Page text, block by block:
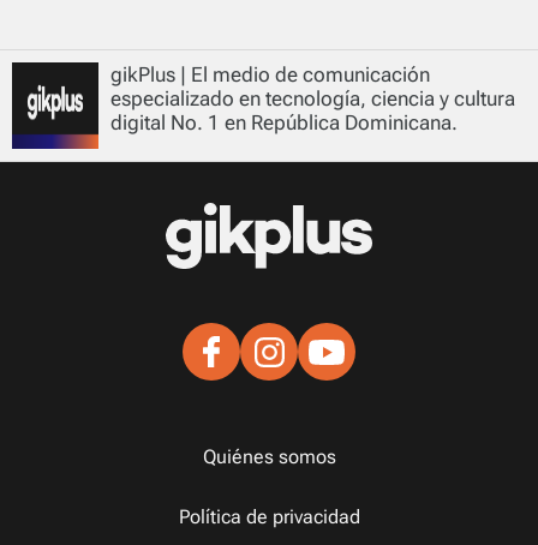
gikPlus | El medio de comunicación
especializado en tecnología, ciencia y cultura
digital No. 1 en República Dominicana.
Quiénes somos
Política de privacidad